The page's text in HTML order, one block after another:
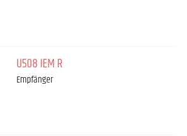
U508 IEM R
Empfänger